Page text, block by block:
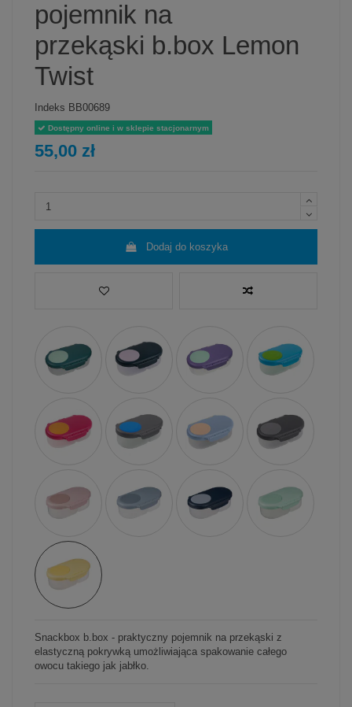
pojemnik na
przekąski b.box Lemon
Twist
Indeks BB00689
Dostępny online i w sklepie stacjonarnym
55,00 zł
Dodaj do koszyka
Snackbox b.box - praktyczny pojemnik na przekąski z
elastyczną pokrywką umożliwiająca spakowanie całego
owocu takiego jak jabłko.